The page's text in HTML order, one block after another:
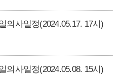
의사일정(2024.05.17. 17시)
의사일정(2024.05.08. 15시)